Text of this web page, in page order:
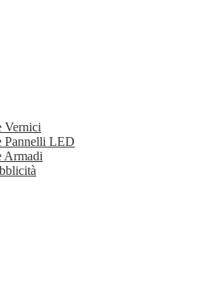
Vernici
Pannelli LED
Armadi